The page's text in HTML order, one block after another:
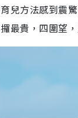
兒方法感到震
最貴，四圍望